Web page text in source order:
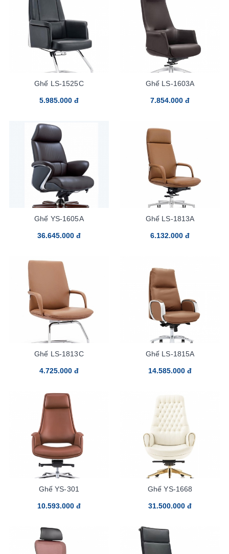
Ghế LS-1525C
5.985.000 đ
Ghế LS-1603A
7.854.000 đ
Ghế YS-1605A
36.645.000 đ
Ghế LS-1813A
6.132.000 đ
Ghế LS-1813C
4.725.000 đ
Ghế LS-1815A
14.585.000 đ
Ghế YS-301
10.593.000 đ
Ghế YS-1668
31.500.000 đ